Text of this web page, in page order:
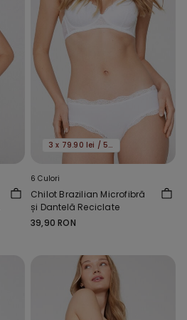
3 x 79.90 lei / 5 x 119.90 lei
6 Culori
Chilot Brazilian Microfibră
și Dantelă Reciclate
39,90 RON